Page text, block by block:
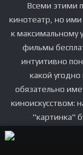
Всеми этими
кинотеатр, но ими
к максимальному
фильмы
интуитивно
какой
обязательно
киноискусством:
"картинка"